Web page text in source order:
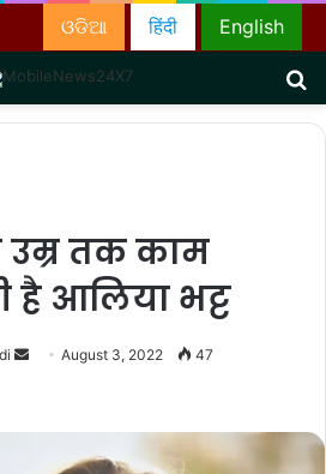
English
हिंदी
ଓଡିଆ
उम्र तक काम
है आलिया भट्ट
SendAugust 3, 2022 47